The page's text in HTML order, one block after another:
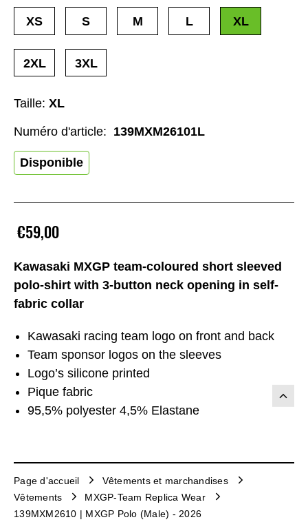
Kawasaki MXGP team-coloured short sleeved
polo-shirt with 3-button neck opening in self-
fabric collar
Kawasaki racing team logo on front and back
Team sponsor logos on the sleeves
Logo’s silicone printed
Pique fabric
95,5% polyester 4,5% Elastane
€59,00
Taille: XL
Disponible
XS S M L XL
2XL 3XL
Numéro d'article: 139MXM26101L
Page d'accueil
Vêtements et marchandises
Vêtements
MXGP-Team Replica Wear
139MXM2610 | MXGP Polo (Male) - 2026